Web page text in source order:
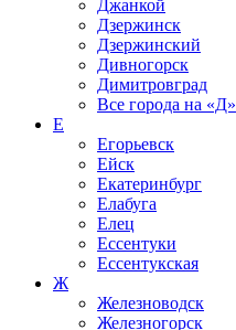
Джанкой
Дзержинск
Дзержинский
Дивногорск
Димитровград
Все города на «Д»
Е
Егорьевск
Ейск
Екатеринбург
Елабуга
Елец
Ессентуки
Ессентукская
Ж
Железноводск
Железногорск